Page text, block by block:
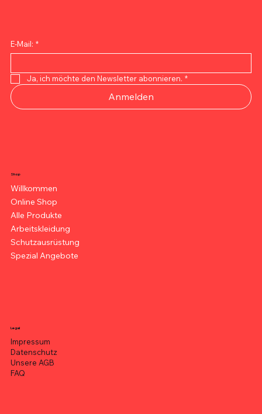
E-Mail: *
Ja, ich möchte den Newsletter abonnieren. *
Anmelden
Shop
Willkommen
Online Shop
Alle Produkte
Arbeitskleidung
Schutzausrüstung
Spezial Angebote
Legal
Impressum
Datenschutz
Unsere AGB
FAQ